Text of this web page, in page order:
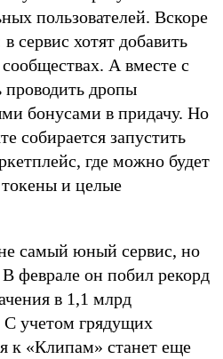
пользователей. Вскоре
сервис хотят добавить
А вместе с
дропы
бонусами в придачу. Но
собирается запустить
где можно будет
токены и целые
самый юный сервис, но
феврале он побил рекорд
в 1,1 млрд
С учетом грядущих
к «Клипам» станет еще